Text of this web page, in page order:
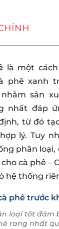
là một
phê xanh
sản
nhất đáp
từ đó
lý. Tuy
phân loại,
cà phê –
hệ thống
loại tốt đảm
rang nhất